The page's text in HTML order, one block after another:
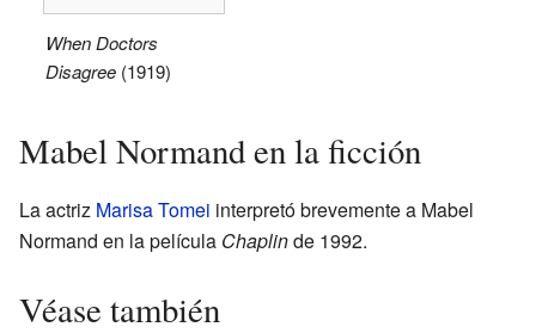
When Doctors
Disagree (1919)
Mabel Normand en la ficción
La actriz Marisa Tomei interpretó brevemente a Mabel
Normand en la película Chaplinde 1992.
Véase también